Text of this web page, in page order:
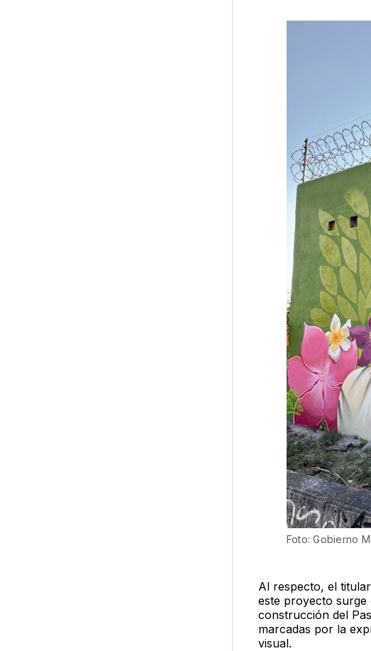
Foto: Gobierno
Al respecto, el
este proyecto surge
construcción del
marcadas por la
visual.